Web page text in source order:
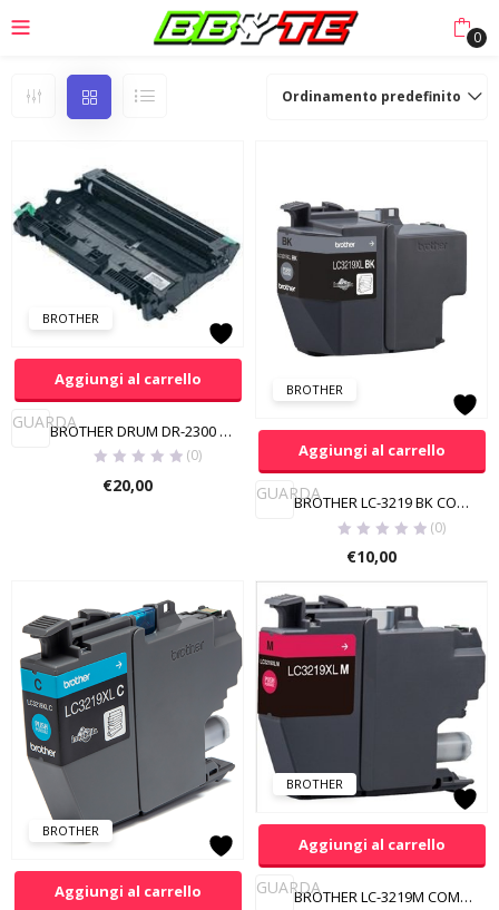
0
Ordinamento predefinito
BROTHER
Aggiungi al carrello
GUARDA BROTHER DRUM DR-2300 COMPATIBILE
(0)
€20,00
BROTHER
Aggiungi al carrello
GUARDA BROTHER LC-3219 BK COMPATIBILE
(0)
€10,00
BROTHER
Aggiungi al carrello
BROTHER
Aggiungi al carrello
GUARDA BROTHER LC-3219M COMPATIBILE